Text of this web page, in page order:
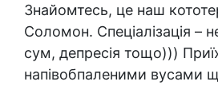
Знайомтесь, це наш
Соломон. Спеціалізація –
сум, депресія тощо)))
напівобпаленими вусами